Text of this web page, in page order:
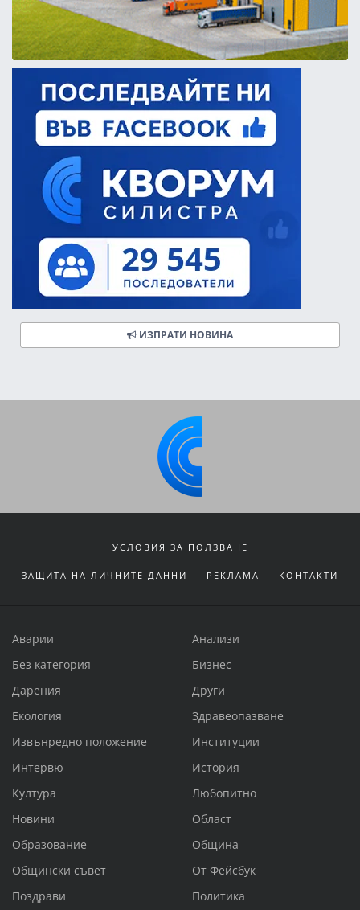
ИЗПРАТИ НОВИНА
УСЛОВИЯ ЗА ПОЛЗВАНЕ
ЗАЩИТА НА ЛИЧНИТЕ ДАННИ РЕКЛАМА КОНТАКТИ
Аварии
Анализи
Без категория
Бизнес
Дарения
Други
Екология
Здравеопазване
Извънредно положение
Институции
Интервю
История
Култура
Любопитно
Новини
Област
Образование
Община
Общински съвет
От Фейсбук
Поздрави
Политика